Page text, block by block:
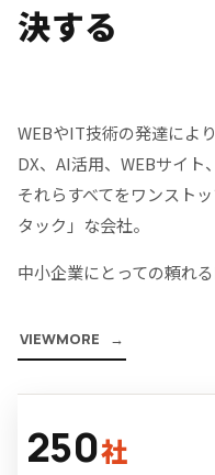
決する
WEBやIT技術の発達によ
DX、AI活用、WEBサイト
それらすべてをワンスト
タック」な会社。
中小企業にとっての頼れ
VIEWMORE
250社